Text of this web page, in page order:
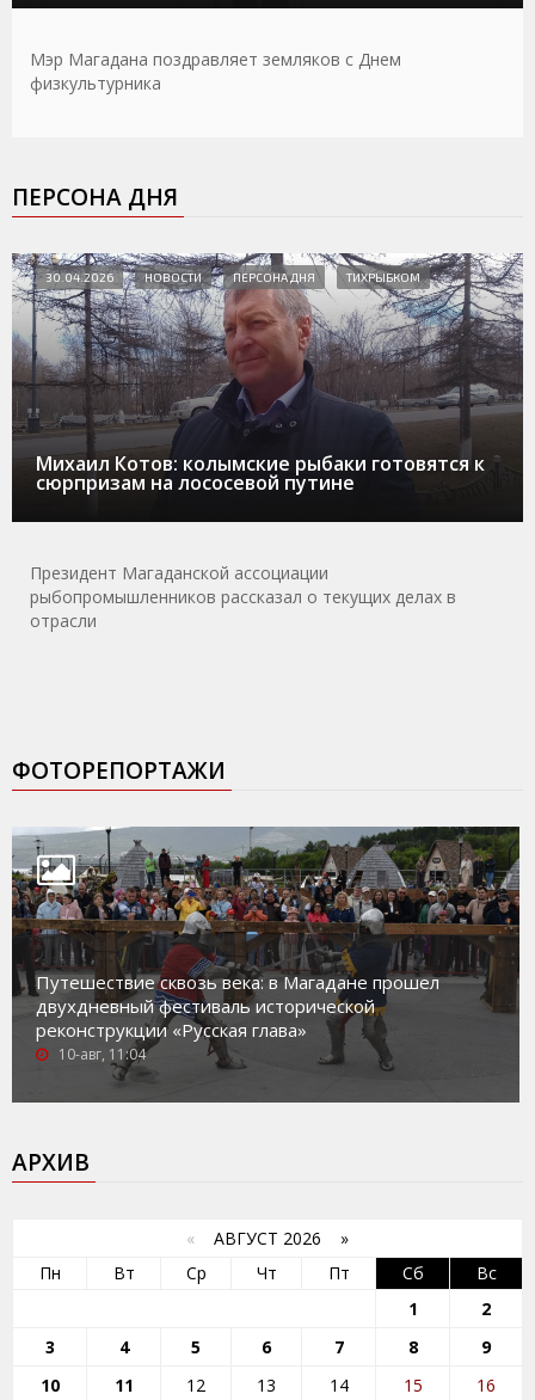
Мэр Магадана поздравляет земляков с Днем
физкультурника
ПЕРСОНА ДНЯ
Михаил Котов: колымские рыбаки готовятся к
сюрпризам на лососевой путине
30.04.2026 НОВОСТИ ПЕРСОНА ДНЯ ТИХРЫБКОМ
Президент Магаданской ассоциации
рыбопромышленников рассказал о текущих делах в
отрасли
ФОТОРЕПОРТАЖИ
Путешествие сквозь века: в Магадане прошел
двухдневный фестиваль исторической
реконструкции «Русская глава»
10-авг, 11:04
АРХИВ
« АВГУСТ 2026 »
Пн
Вт Ср Чт Пт Сб
Вс
1
2
3
4 5 6 7 8
9
10
11 12 13 14 15 16